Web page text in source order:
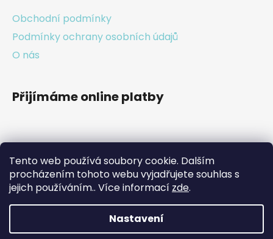
Tento web používá soubory cookie. Dalším
procházením tohoto webu vyjadřujete souhlas s
jejich používáním.. Více informací zde.
Nastavení
Obchodní podmínky
Podmínky ochrany osobních údajů
O nás
Přijímáme online platby
Facebook